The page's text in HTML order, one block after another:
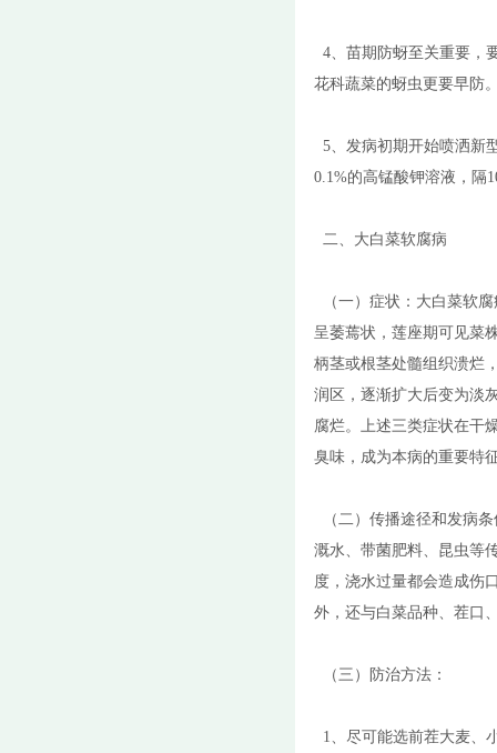
4、苗期防蚜至关重要，
花科蔬菜的蚜虫更要早防
5、发病初期开始喷洒新
0.1%的高锰酸钾溶液，隔
二、大白菜软腐病
（一）症状：大白菜软
呈萎蔫状，莲座期可见菜
柄茎或根茎处髓组织溃烂
润区，逐渐扩大后变为淡
腐烂。上述三类症状在干
臭味，成为本病的重要特
（二）传播途径和发病
溉水、带菌肥料、昆虫等
度，浇水过量都会造成伤
外，还与白菜品种、茬口
（三）防治方法：
1、尽可能选前茬大麦、